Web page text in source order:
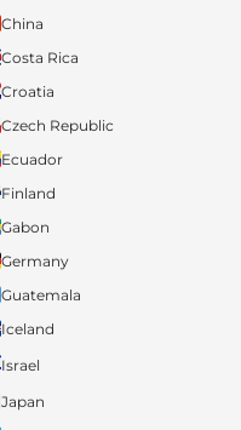
China
Costa Rica
Croatia
Czech Republic
Ecuador
Finland
Gabon
Germany
Guatemala
Iceland
Israel
Japan